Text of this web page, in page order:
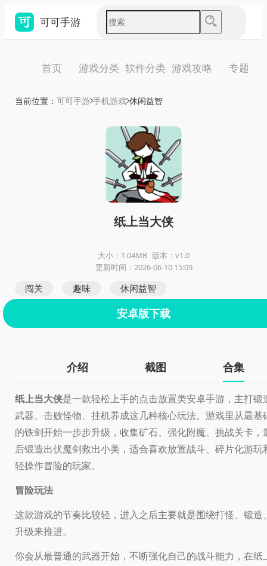
可可手游
首页 游戏分类 软件分类 游戏攻略 专题
当前位置： 可可手游 手机游戏 休闲益智
纸上当大侠
大小：1.04MB 版本：v1.0
更新时间：2026-06-10 15:09
闯关 趣味 休闲益智
安卓版下载
介绍 截图 合集
纸上当大侠是一款轻松上手的点击放置类安卓手游，主打锻
武器、击败怪物、挂机养成这几种核心玩法。游戏里从最基
的铁剑开始一步步升级，收集矿石、强化附魔、挑战关卡，
后锻造出伏魔剑救出小美，适合喜欢放置战斗、碎片化游玩
轻操作冒险的玩家。
冒险玩法
这款游戏的节奏比较轻，进入之后主要就是围绕打怪、锻造
升级来推进。
你会从最普通的武器开始，不断强化自己的战斗能力，在纸